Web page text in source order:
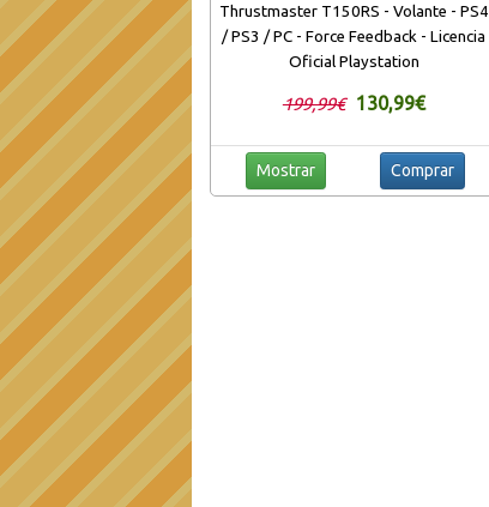
Thrustmaster T150RS - Volante - PS4
/ PS3 / PC - Force Feedback - Licencia
Oficial Playstation
199,99€ 130,99€
Mostrar Comprar